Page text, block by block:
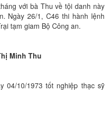
với bà Thu về tội danh này
Ngày 26/1, C46 thi hành lệnh
tạm giam Bộ Công an.
Minh Thu
04/10/1973 tốt nghiệp thạc sỹ